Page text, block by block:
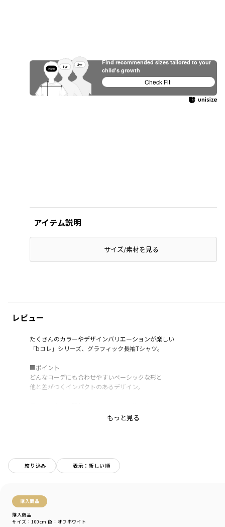
レビュー
絞り込み 表示：新しい順
購入商品
購入商品
サイズ：100cm 色：オフホワイト
アイテム説明
サイズ/素材を見る
たくさんのカラーやデザインバリエーションが楽しい
「bコレ」シリーズ、グラフィック長袖Tシャツ。
■ポイント
どんなコーデにも合わせやすいベーシックな形と
他と差がつくインパクトのあるデザイン。
通園や通学、おでかけにも。
リブ付きで1枚でも使いやすい仕様です。
生地を使用しています。
もっと見る
Find recommended sizes tailored to your
child's growth
Check Fit